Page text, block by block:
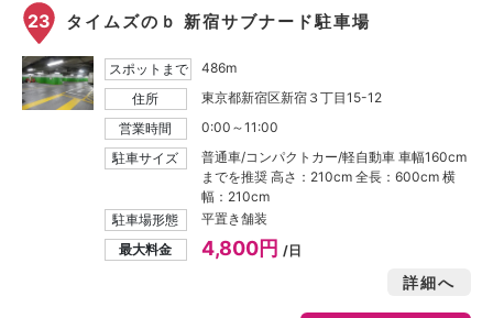
23 タイムズのｂ 新宿サブナード駐車場
スポットまで
486m
住所
東京都新宿区新宿３丁目15-12
営業時間
0:00～11:00
駐車サイズ
普通車/コンパクトカー/軽自動車 車幅160cm
までを推奨 高さ：210cm 全長：600cm 横
幅：210cm
駐車場形態
平置き舗装
最大料金
4,800円 /日
詳細へ